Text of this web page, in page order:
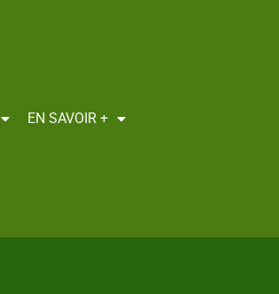
EN SAVOIR +